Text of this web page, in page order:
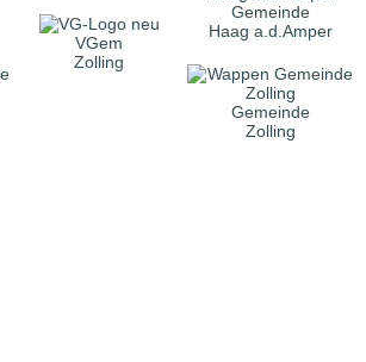
VGem
Zolling
Gemeinde
Haag a.d.Amper
Gemeinde
Zolling